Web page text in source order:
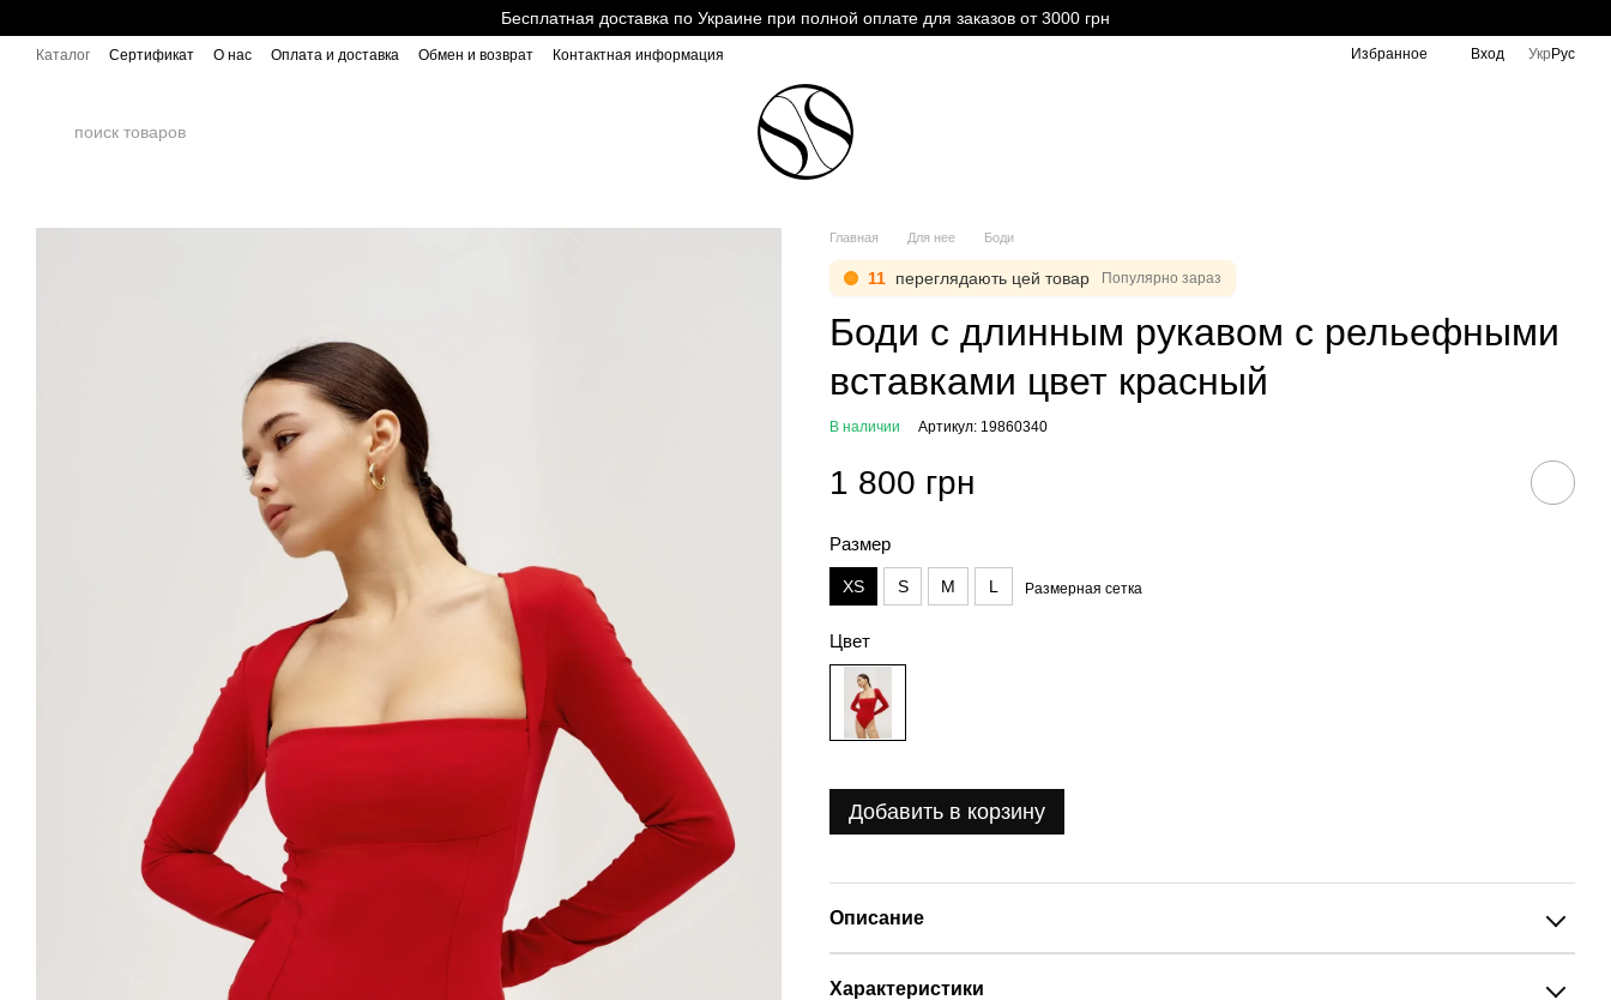
Бесплатная доставка по Украине при полной оплате для заказов от 3000 грн
Каталог Сертификат О нас Оплата и доставка Обмен и возврат Контактная информация Избранное Вход Укр Рус
Главная Для нее Боди
11 переглядають цей товар Популярно зараз
Боди с длинным рукавом с рельефными
вставками цвет красный
В наличии Артикул: 19860340
1 800 грн
Размер
XS S M L Размерная сетка
Цвет
Добавить в корзину
Описание
Характеристики